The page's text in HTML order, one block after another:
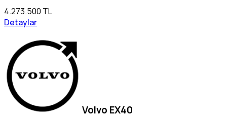
4.273.500 TL
Detaylar
Volvo EX40